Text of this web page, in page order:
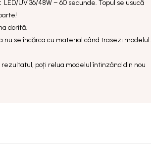
LED/UV 36/48W – 60 secunde. Topul se usucă
dorită.
se încărca cu material când trasezi modelul.
poți relua modelul întinzând din nou